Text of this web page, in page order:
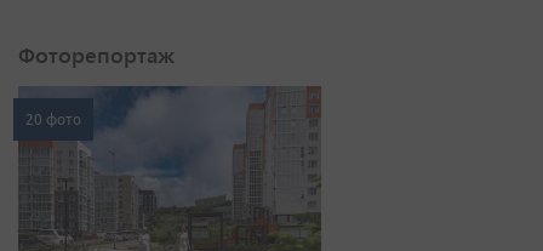
Фоторепортаж
20 фото